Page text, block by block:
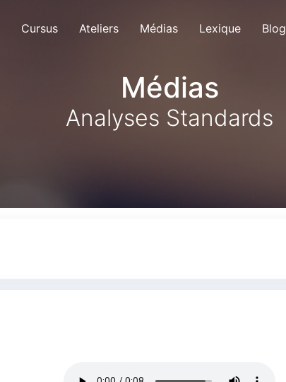
Cursus Ateliers Médias Lexique Blog
Médias
Analyses Standards